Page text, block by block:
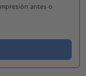
antes o